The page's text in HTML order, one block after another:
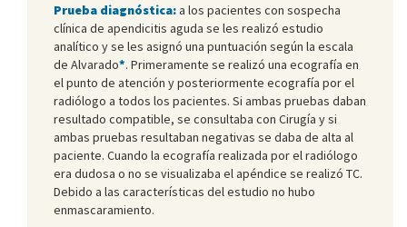
Prueba diagnóstica:a los pacientes con sospecha
clínica de apendicitis aguda se les realizó estudio
analítico y se les asignó una puntuación según la escala
de Alvarado*. Primeramente se realizó una ecografía en
el punto de atención y posteriormente ecografía por el
radiólogo a todos los pacientes. Si ambas pruebas daban
resultado compatible, se consultaba con Cirugía y si
ambas pruebas resultaban negativas se daba de alta al
paciente. Cuando la ecografía realizada por el radiólogo
era dudosa o no se visualizaba el apéndice se realizó TC.
Debido a las características del estudio no hubo
enmascaramiento.